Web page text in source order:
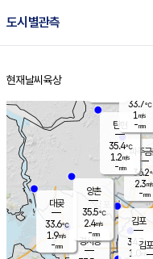
도시별관측
홈
현재날씨 육상
경서동
파주
36.2
2.3m/s
-mm
대곶
33.6℃
1.9m/s
-mm
탄현
35.4℃
1.2m/s
-mm
김포
34.7℃
1.0 m/s
양촌
35.5℃
2.4m/s
-mm
김
33.7℃
1 m/s
-mm